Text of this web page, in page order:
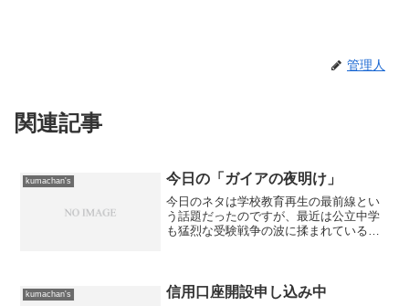
管理人
関連記事
kumachan's 今日の「ガイアの夜明け」
今日のネタは学校教育再生の最前線とい
う話題だったのですが、最近は公立中学
も猛烈な受験戦争の波に揉まれている様
った出来事です。何故そう...
kumachan's 信用口座開設申し込み中